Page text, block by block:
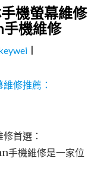
林
店：
主
板
修
推
電
檢
測、
機螢幕維修
機維修
|
首選：
機維修是一家位